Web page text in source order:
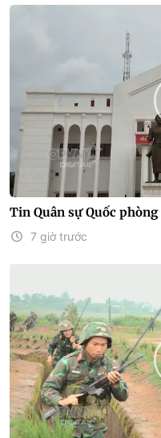
Tin Quân sự Quốc
7 giờ trước